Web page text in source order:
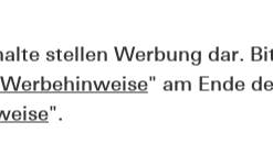
ins Kleingedruckte:
bei Derivaten -
stellen Werbung dar.
Werbehinweise" am Ende
".